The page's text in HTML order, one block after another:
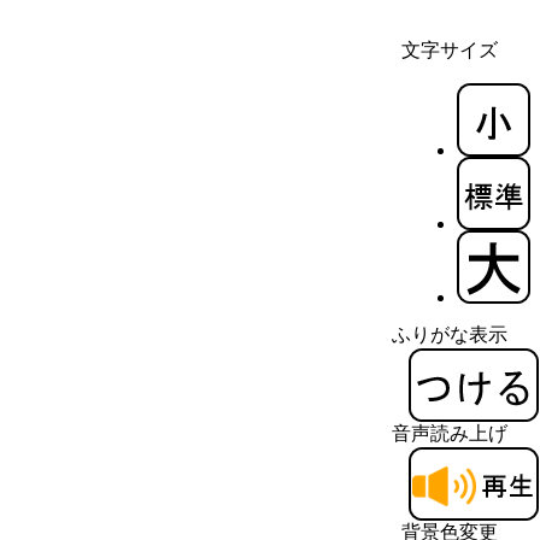
文字サイズ
ふりがな表示
音声読み上げ
背景色変更